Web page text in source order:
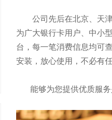
公司先后在北京、天津
为广大银行卡用户、中小
台，每一笔消费信息均可
安装，放心使用，不必有任
能够为您提供优质服务